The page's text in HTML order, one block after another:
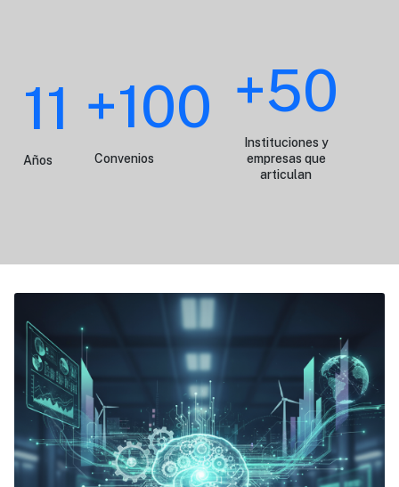
11
Años
+100
Convenios
+50
Instituciones y
empresas que
articulan